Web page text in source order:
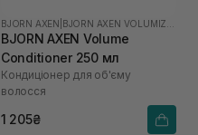
BJORN AXEN
BJORN AXEN Volume
Conditioner 250 мл
Кондиціонер для об'єму
волосся
1 205₴